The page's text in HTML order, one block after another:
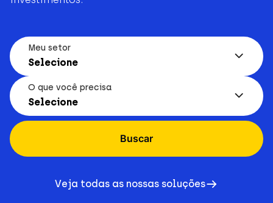
Meu setor
Selecione
O que você precisa
Selecione
Buscar
Veja todas as nossas soluções